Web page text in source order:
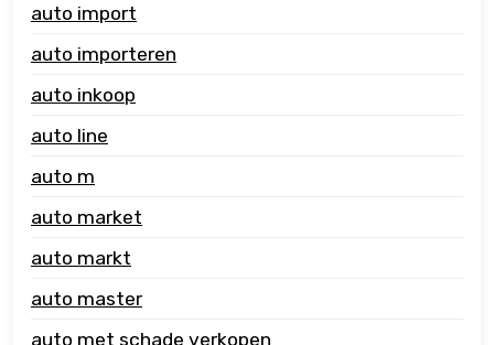
auto import
auto importeren
auto inkoop
auto line
auto m
auto market
auto markt
auto master
auto met schade verkopen